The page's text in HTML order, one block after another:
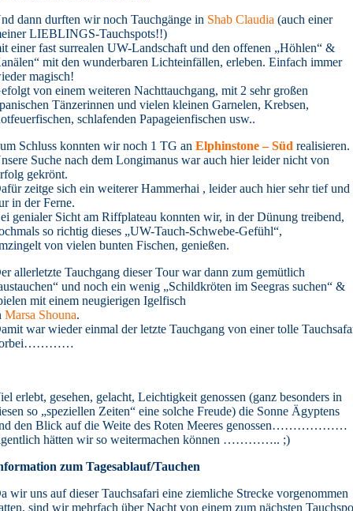
dann durften wir noch Tauchgänge in Shab Claudia (auch einer
LIEBLINGS-Tauchspots!!)
einer fast surrealen UW-Landschaft und den offenen „Höhlen“ &
mit den wunderbaren Lichteinfällen, erleben. Einfach immer
magisch!
von einem weiteren Nachttauchgang, mit 2 sehr großen
Tänzerinnen und vielen kleinen Garnelen, Krebsen,
schlafenden Papageienfischen usw..
Schluss konnten wir noch 1 TG anElphinstone – Süd realisieren.
Suche nach dem Longimanus war auch hier leider nicht von
gekrönt.
zeitge sich ein weiterer Hammerhai , leider auch hier sehr tief und
in der Ferne.
genialer Sicht am Riffplateau konnten wir, in der Dünung treibend,
so richtig dieses „UW-Tauch-Schwebe-Gefühl“,
von vielen bunten Fischen, genießen.
allerletzte Tauchgang dieser Tour war dann zum gemütlich
und noch ein wenig „Schildkröten im Seegras suchen“ &
mit einem neugierigen Igelfisch
Marsa Shouna.
war wieder einmal der letzte Tauchgang von einer tolle
erlebt, gesehen, gelacht, Leichtigkeit genossen (ganz besonders in
so „speziellen Zeiten“ eine solche Freude) die Sonne Ägyptens
den Blick auf die Weite des Roten Meeres genossen………………
hätten wir so weitermachen können ………….. ;)
zum Tagesablauf/Tauchen
wir uns auf dieser Tauchsafari eine ziemliche Strecke vorgenommen
sind wir mehrfach über Nacht von einem zum nächsten